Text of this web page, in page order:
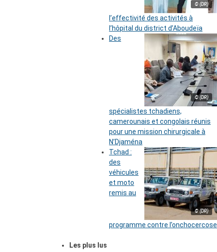
© (DR)
l’effectivité des activités à
l’hôpital du district d’Aboudeïa
© (DR)
Des
spécialistes tchadiens,
camerounais et congolais réunis
pour une mission chirurgicale à
N’Djaména
© (DR)
Tchad :
des
véhicules
et moto
remis au
programme contre l’onchocercose
Les plus lus